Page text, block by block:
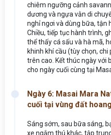
chiêm ngưỡng cảnh
dương và ngựa vằn di
nghỉ ngơi và dùng bữa, tận
Chiều, tiếp tục hành trình,
thể thấy cá sấu và hà mã,
khinh khí cầu (tùy chọn,
trên cao. Kết thúc ngày với
cho ngày cuối cùng tại
Ngày 6: Masai Mara
cuối tại vùng đất
Sáng sớm, sau bữa sáng,
xe ngắm thú khác, tập